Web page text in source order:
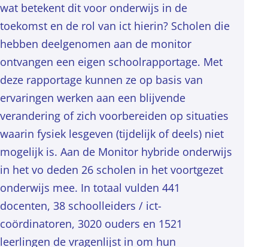
wat betekent dit voor onderwijs in de
toekomst en de rol van ict hierin? Scholen die
hebben deelgenomen aan de monitor
ontvangen een eigen schoolrapportage. Met
deze rapportage kunnen ze op basis van
ervaringen werken aan een blijvende
verandering of zich voorbereiden op situaties
waarin fysiek lesgeven (tijdelijk of deels) niet
mogelijk is. Aan de Monitor hybride onderwijs
in het vo deden 26 scholen in het voortgezet
onderwijs mee. In totaal vulden 441
docenten, 38 schoolleiders / ict-
coördinatoren, 3020 ouders en 1521
leerlingen de vragenlijst in om hun